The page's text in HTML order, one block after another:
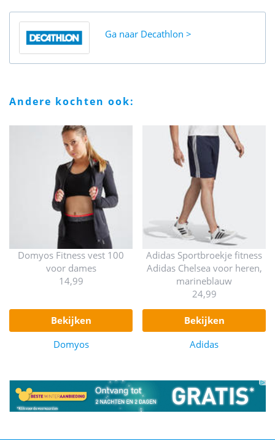
Ga naar Decathlon
andere kochten ook:
Domyos Fitness vest 100
voor dames
14,99
bekijken
Domyos
Adidas Sportbroekje fitness
Adidas Chelsea voor heren,
marineblauw
24,99
bekijken
Adidas